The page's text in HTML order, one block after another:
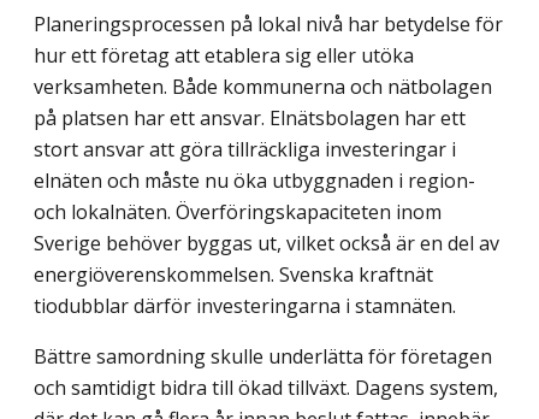
Planeringsprocessen på lokal nivå har betydelse för
hur ett företag att etablera sig eller utöka
verksamheten. Både kommunerna och nätbolagen
på platsen har ett ansvar. Elnätsbolagen har ett
stort ansvar att göra tillräckliga investeringar i
elnäten och måste nu öka utbyggnaden i region-
och lokalnäten. Överföringskapaciteten inom
Sverige behöver byggas ut, vilket också är en del av
energiöverenskommelsen. Svenska kraftnät
tiodubblar därför investeringarna i stamnäten.
Bättre samordning skulle underlätta för företagen
och samtidigt bidra till ökad till­växt. Dagens system,